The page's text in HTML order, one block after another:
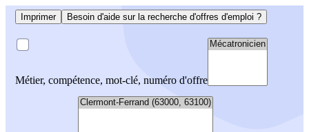
Imprimer Besoin d'aide sur la recherche d'offres d'emploi ?
Métier, compétence, mot-clé, numéro d'offre